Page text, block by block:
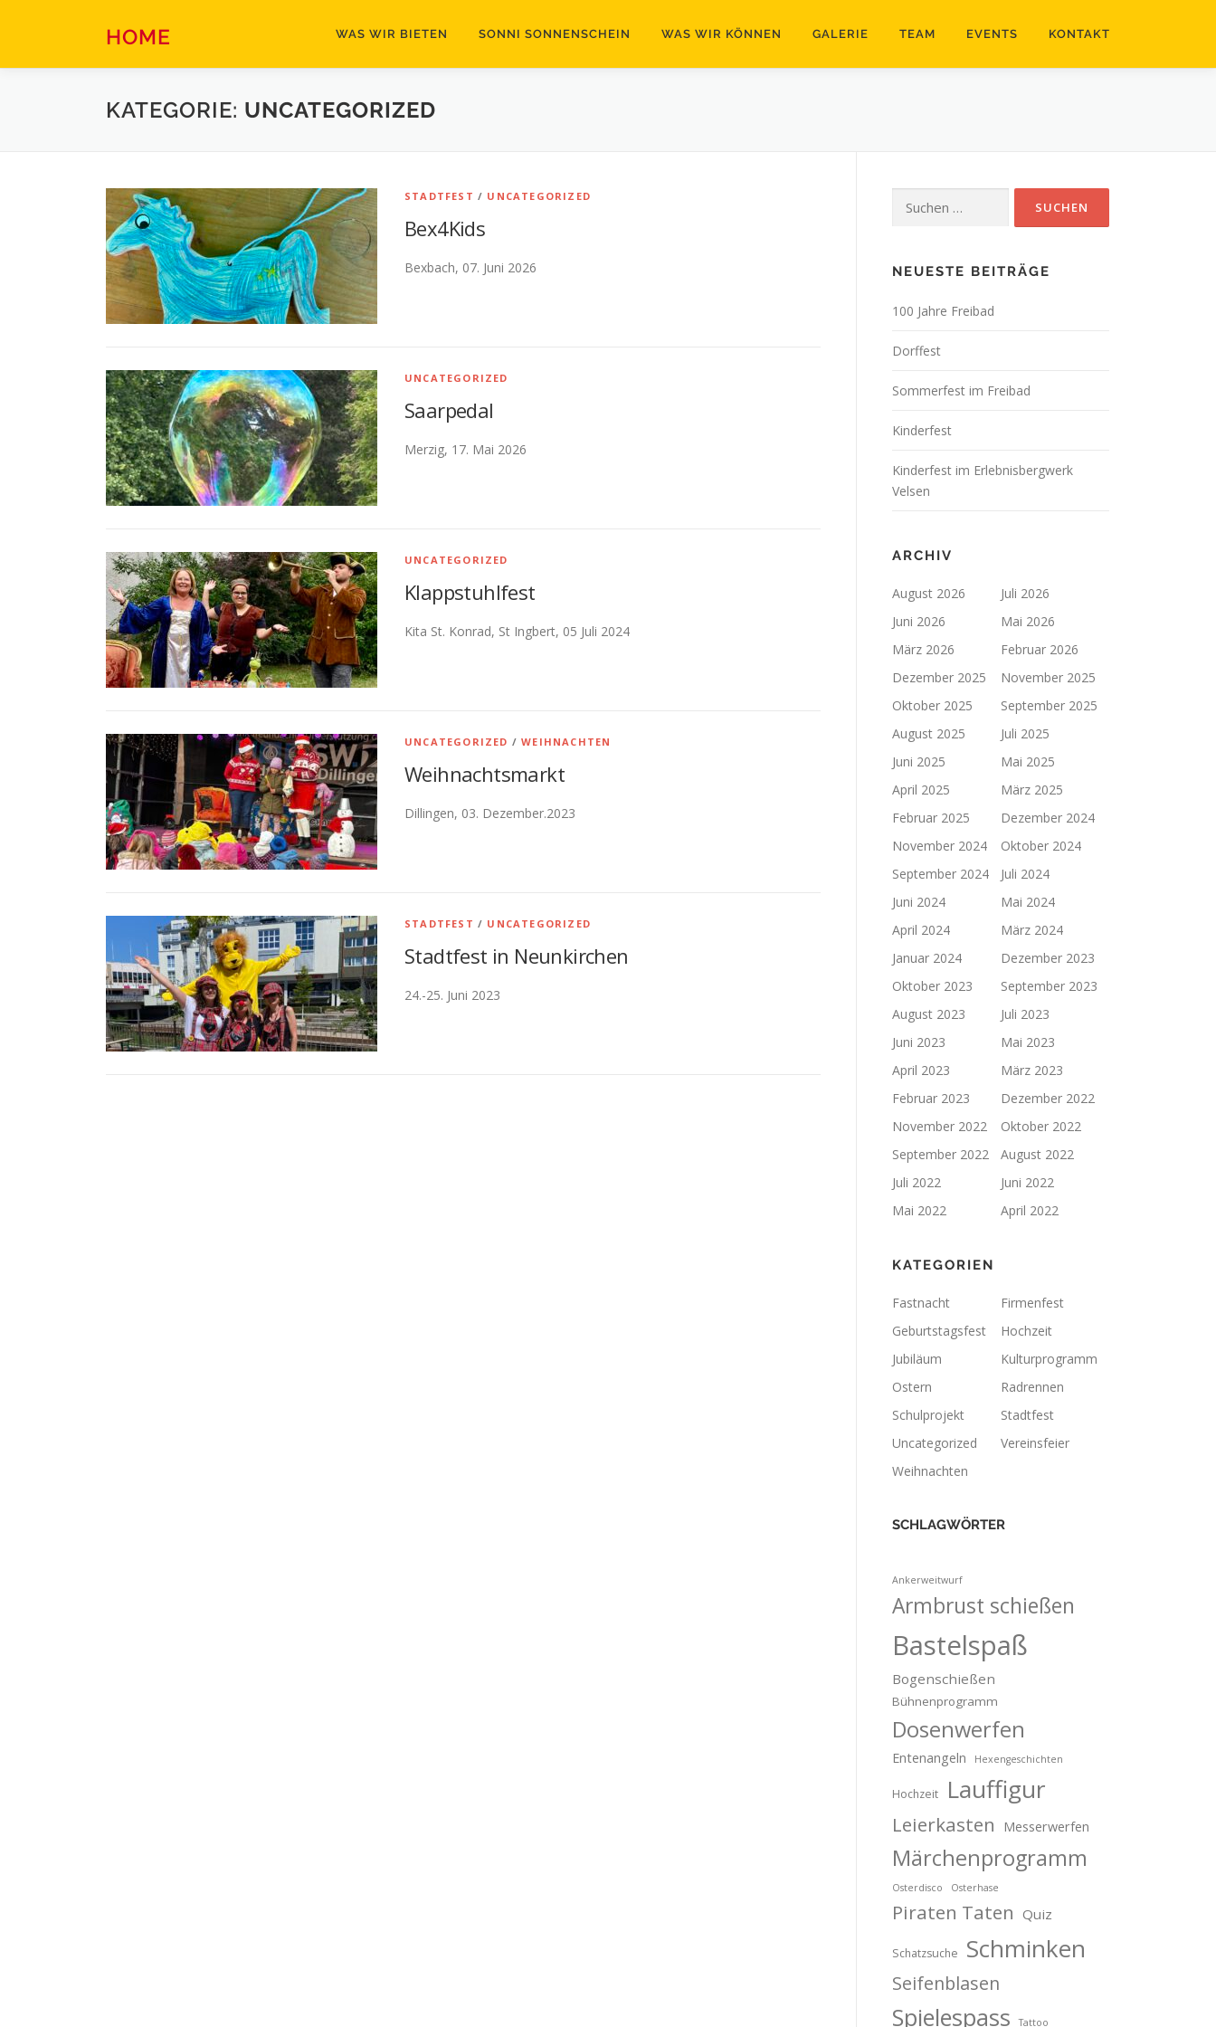
HOME WAS WIR BIETEN SONNI SONNENSCHEIN WAS WIR KÖNNEN GALERIE TEAM EVENTS KONTAKT
KATEGORIE: UNCATEGORIZED
STADTFEST / UNCATEGORIZED
Bex4Kids
Bexbach, 07. Juni 2026
UNCATEGORIZED
Saarpedal
Merzig, 17. Mai 2026
UNCATEGORIZED
Klappstuhlfest
Kita St. Konrad, St Ingbert, 05 Juli 2024
UNCATEGORIZED /WEIHNACHTEN
Weihnachtsmarkt
Dillingen, 03. Dezember.2023
STADTFEST / UNCATEGORIZED
Stadtfest in Neunkirchen
24.-25. Juni 2023
nach:
NEUESTE BEITRÄGE
100 Jahre Freibad
Dorffest
Sommerfest im Freibad
Kinderfest
Kinderfest im Erlebnisbergwerk
Velsen
ARCHIV
August 2026
Juli 2026
Juni 2026
Mai 2026
März 2026
Februar 2026
Dezember 2025
November 2025
Oktober 2025
September 2025
August 2025
Juli 2025
Juni 2025
Mai 2025
April 2025
März 2025
Februar 2025
Dezember 2024
November 2024
Oktober 2024
September 2024
Juli 2024
Juni 2024
Mai 2024
April 2024
März 2024
Januar 2024
Dezember 2023
Oktober 2023
September 2023
August 2023
Juli 2023
Juni 2023
Mai 2023
April 2023
März 2023
Februar 2023
Dezember 2022
November 2022
Oktober 2022
September 2022
August 2022
Juli 2022
Juni 2022
Mai 2022
April 2022
KATEGORIEN
Fastnacht
Firmenfest
Geburtstagsfest
Hochzeit
Jubiläum
Kulturprogramm
Ostern
Radrennen
Schulprojekt
Stadtfest
Uncategorized
Vereinsfeier
Weihnachten
SCHLAGWÖRTER
Ankerweitwurf
Armbrust schießen
Bastelspaß
Bogenschießen
Bühnenprogramm
Dosenwerfen
Entenangeln Hexengeschichten
Hochzeit Lauffigur
Leierkasten Messerwerfen
Märchenprogramm
Osterdisco Osterhase
Piraten Taten Quiz
Schatzsuche Schminken
Seifenblasen
Spielespass Tattoo